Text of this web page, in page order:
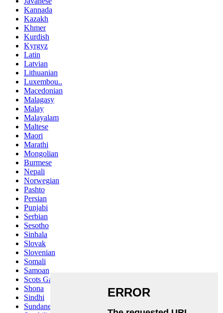
Kannada
Kazakh
Khmer
Kurdish
Kyrgyz
Latin
Latvian
Lithuanian
Luxembou..
Macedonian
Malagasy
Malay
Malayalam
Maltese
Maori
Marathi
Mongolian
Burmese
Nepali
Norwegian
Pashto
Persian
Punjabi
Serbian
Sesotho
Sinhala
Slovak
Slovenian
Somali
Samoan
Scots Gaelic
Shona
Sindhi
Sundanese